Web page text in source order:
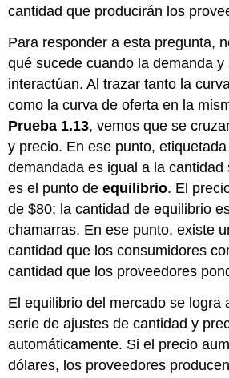
cantidad que producirán los
Para responder a esta pregunta,
qué sucede cuando la demanda y
interactúan. Al trazar tanto la
como la curva de oferta en la
Prueba 1.13, vemos que se
y precio. En ese punto,
demandada es igual a la cantidad
es el punto deequilibrio. El
de $80; la cantidad de equilibrio
chamarras. En ese punto, existe
cantidad que los consumidores
cantidad que los proveedores
El equilibrio del mercado se logra
serie de ajustes de cantidad y
automáticamente. Si el precio
dólares, los proveedores